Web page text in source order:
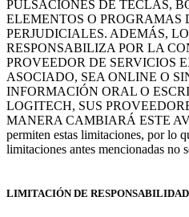
PULSACIONES DE TECLAS,
ELEMENTOS O PROGRAMAS
PERJUDICIALES. ADEMÁS,
RESPONSABILIZA POR LA
PROVEEDOR DE SERVICIOS
ASOCIADO, SEA ONLINE O
INFORMACIÓN ORAL O
LOGITECH, SUS
MANERA CAMBIARÁ ESTE
permiten estas limitaciones, por lo
limitaciones antes mencionadas no
LIMITACIÓN DE RESPONSABILIDAD